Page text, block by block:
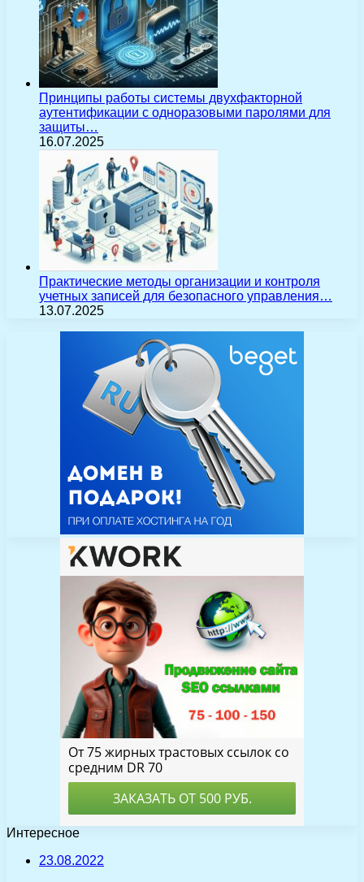
Принципы работы системы двухфакторной
аутентификации с одноразовыми паролями для
защиты…
16.07.2025
Практические методы организации и контроля
учетных записей для безопасного управления…
13.07.2025
Интересное
23.08.2022